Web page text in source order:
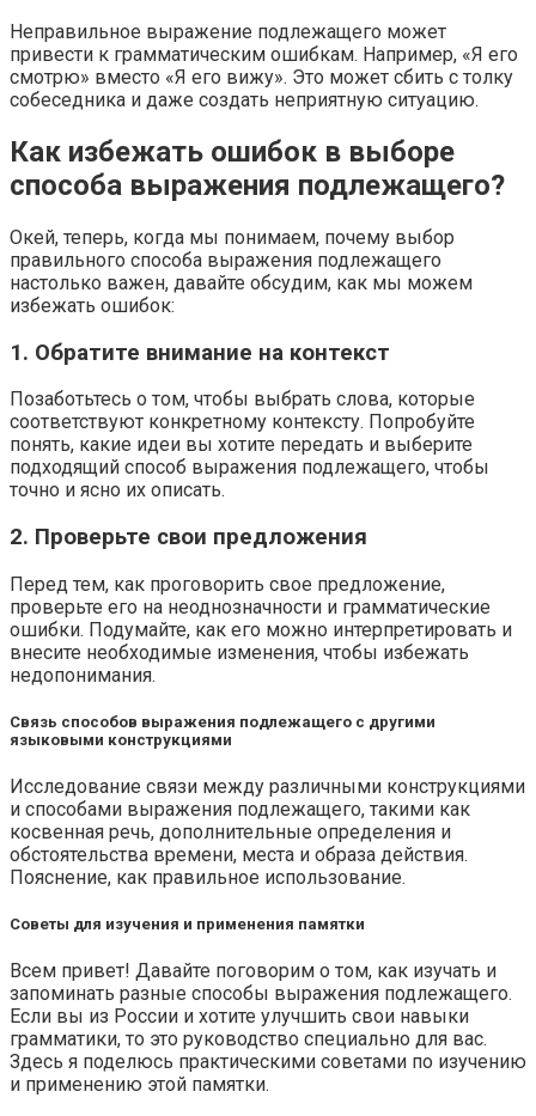
Неправильное выражение подлежащего может
привести к грамматическим ошибкам. Например, «Я его
смотрю» вместо «Я его вижу». Это может сбить с толку
собеседника и даже создать неприятную ситуацию.
Как избежать ошибок в выборе
способа выражения подлежащего?
Окей, теперь, когда мы понимаем, почему выбор
правильного способа выражения подлежащего
настолько важен, давайте обсудим, как мы можем
избежать ошибок:
1. Обратите внимание на контекст
Позаботьтесь о том, чтобы выбрать слова, которые
соответствуют конкретному контексту. Попробуйте
понять, какие идеи вы хотите передать и выберите
подходящий способ выражения подлежащего, чтобы
точно и ясно их описать.
2. Проверьте свои предложения
Перед тем, как проговорить свое предложение,
проверьте его на неоднозначности и грамматические
ошибки. Подумайте, как его можно интерпретировать и
внесите необходимые изменения, чтобы избежать
недопонимания.
Связь способов выражения подлежащего с другими
языковыми конструкциями
Исследование связи между различными конструкциями
и способами выражения подлежащего, такими как
косвенная речь, дополнительные определения и
обстоятельства времени, места и образа действия.
Пояснение, как правильное использование.
Советы для изучения и применения памятки
Всем привет! Давайте поговорим о том, как изучать и
запоминать разные способы выражения подлежащего.
Если вы из России и хотите улучшить свои навыки
грамматики, то это руководство специально для вас.
Здесь я поделюсь практическими советами по изучению
и применению этой памятки.